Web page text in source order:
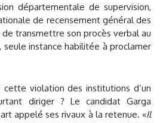
départementale de supervision,
de recensement général des
transmettre son procès verbal au
seule instance habilitée à proclamer
violation des institutions d’un
diriger ? Le candidat Garga
appelé ses rivaux à la retenue. «Il